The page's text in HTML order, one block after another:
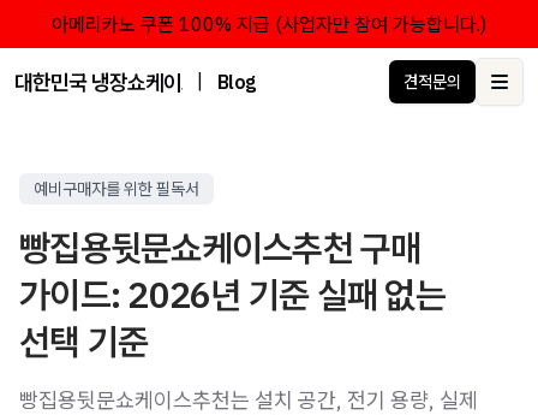
아메리카노 쿠폰 100% 지급 (사업자만 참여 가능합니다.)
대한민국 냉장쇼케이스 점유율 1위 브랜드 한성쇼케이스
Blog 견적문의
예비구매자를 위한 필독서
빵집용뒷문쇼케이스추천 구매
가이드: 2026년 기준 실패 없는
선택 기준
빵집용뒷문쇼케이스추천는 설치 공간, 전기 용량, 실제